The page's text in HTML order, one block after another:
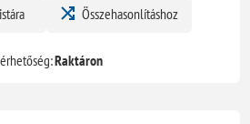
Összehasonlításhoz
Raktáron